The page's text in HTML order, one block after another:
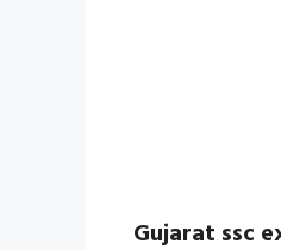
Gujarat ssc